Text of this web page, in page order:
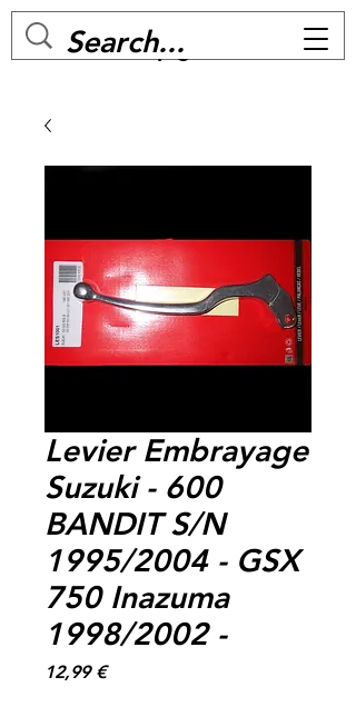
MC BIKE Perpignan
Levier Embrayage
Suzuki - 600
BANDIT S/N
1995/2004 - GSX
750 Inazuma
1998/2002 -
12,99 €Prix